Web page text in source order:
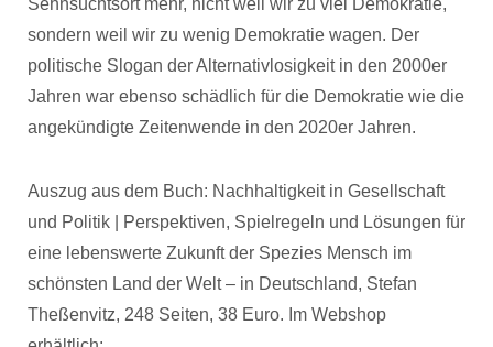
Sehnsuchtsort mehr, nicht weil wir zu viel Demokratie,
sondern weil wir zu wenig Demokratie wagen. Der
politische Slogan der Alternativlosigkeit in den 2000er
Jahren war ebenso schädlich für die Demokratie wie die
angekündigte Zeitenwende in den 2020er Jahren.
Auszug aus dem Buch: Nachhaltigkeit in Gesellschaft
und Politik | Perspektiven, Spielregeln und Lösungen für
eine lebenswerte Zukunft der Spezies Mensch im
schönsten Land der Welt – in Deutschland, Stefan
Theßenvitz, 248 Seiten, 38 Euro. Im Webshop